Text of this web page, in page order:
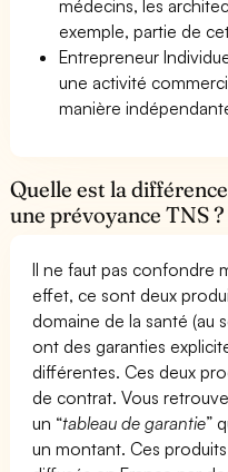
médecins, les
exemple, partie de
Entrepreneur
une activité
manière
Quelle est la
une prévoyance TNS ?
Il ne faut pas confondre
effet, ce sont deux
domaine de la santé (au
ont des garanties
différentes. Ces deux
de contrat. Vous
un “tableau de garantie”
un montant. Ces